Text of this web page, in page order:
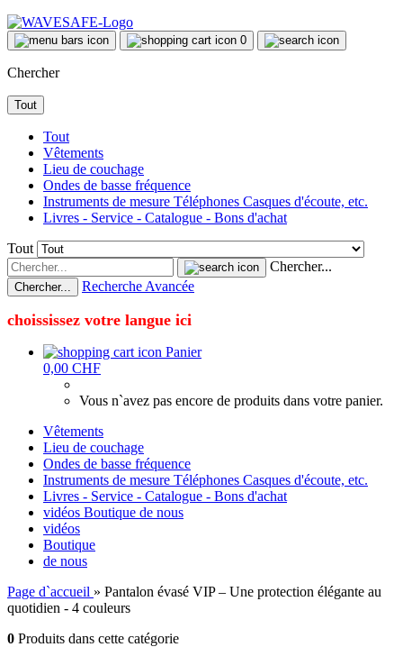
0
Chercher
Tout
Tout
Vêtements
Lieu de couchage
Ondes de basse fréquence
Instruments de mesure Téléphones Casques d'écoute, etc.
Livres - Service - Catalogue - Bons d'achat
Tout
Chercher...
Chercher... Recherche Avancée
choississez votre langue ici
Panier
0,00 CHF
Vous n`avez pas encore de produits dans votre panier.
Vêtements
Lieu de couchage
Ondes de basse fréquence
Instruments de mesure Téléphones Casques d'écoute, etc.
Livres - Service - Catalogue - Bons d'achat
vidéos Boutique de nous
vidéos
Boutique
de nous
Page d`accueil » Pantalon évasé VIP – Une protection élégante au
quotidien - 4 couleurs
0 Produits dans cette catégorie